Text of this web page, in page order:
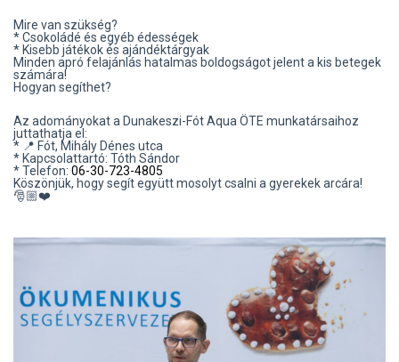
Mire van szükség?
* Csokoládé és egyéb édességek
* Kisebb játékok és ajándéktárgyak
Minden apró felajánlás hatalmas boldogságot jelent a kis betegek
számára!
Hogyan segíthet?
Az adományokat a Dunakeszi-Fót Aqua ÖTE munkatársaihoz
juttathatja el:
* 📍 Fót, Mihály Dénes utca
* Kapcsolattartó: Tóth Sándor
* Telefon: 06-30-723-4805
Köszönjük, hogy segít együtt mosolyt csalni a gyerekek arcára!
🎅🏼❤️